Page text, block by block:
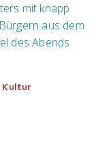
mit knapp
aus dem
des Abends
Kultur